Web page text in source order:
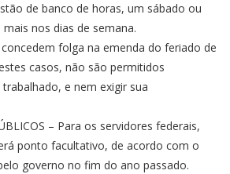
de banco de horas, um sábado ou
nos dias de semana.
folga na emenda do feriado de
casos, não são permitidos
e nem exigir sua
– Para os servidores federais,
ponto facultativo, de acordo com o
governo no fim do ano passado.